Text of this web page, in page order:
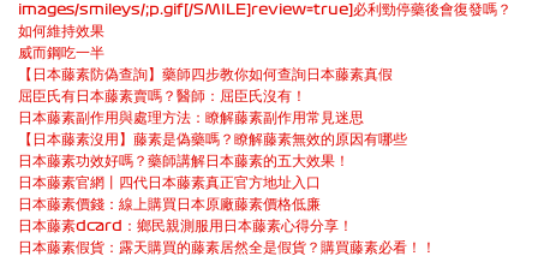
images/smileys/;p.gif[/SMILE]review=true]必利勁停藥後會復發嗎？
如何維持效果
威而鋼吃一半
【日本藤素防偽查詢】藥師四步教你如何查詢日本藤素真假
屈臣氏有日本藤素賣嗎？醫師：屈臣氏沒有！
日本藤素副作用與處理方法：瞭解藤素副作用常見迷思
【日本藤素沒用】藤素是偽藥嗎？瞭解藤素無效的原因有哪些
日本藤素功效好嗎？藥師講解日本藤素的五大效果！
日本藤素官網丨四代日本藤素真正官方地址入口
日本藤素價錢：線上購買日本原廠藤素價格低廉
日本藤素dcard：鄉民親測服用日本藤素心得分享！
日本藤素假貨：露天購買的藤素居然全是假貨？購買藤素必看！！